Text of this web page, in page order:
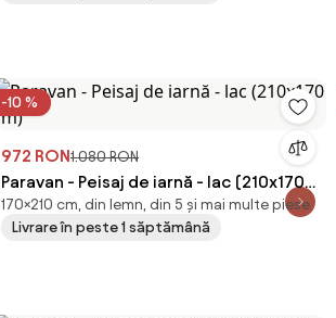
-10 %
972 RON1.080 RON
Paravan - Peisaj de iarnă - lac (210x170
cm)
170×210 cm, din lemn, din 5 și mai multe piese
Livrare în peste 1 săptămână